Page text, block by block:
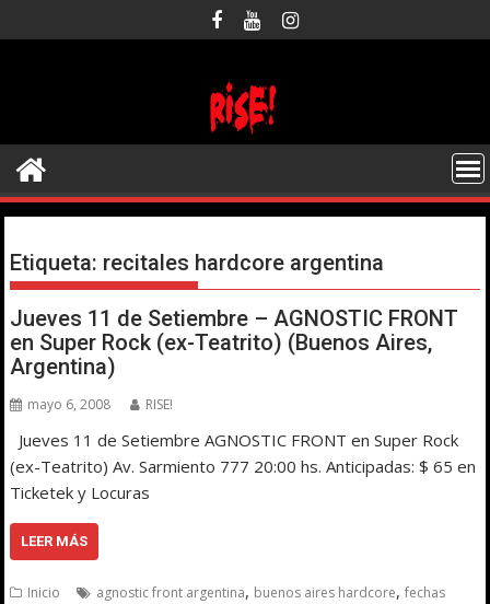
al
Etiqueta: recitales hardcore argentina
Jueves 11 de Setiembre – AGNOSTIC FRONT
en Super Rock (ex-Teatrito) (Buenos Aires,
Argentina)
mayo 6, 2008 RISE!
Jueves 11 de Setiembre AGNOSTIC FRONT en Super Rock
(ex-Teatrito) Av. Sarmiento 777 20:00 hs. Anticipadas: $ 65 en
Ticketek y Locuras
LEER MÁS
Inicio agnostic front argentina, buenos aires hardcore,fechas